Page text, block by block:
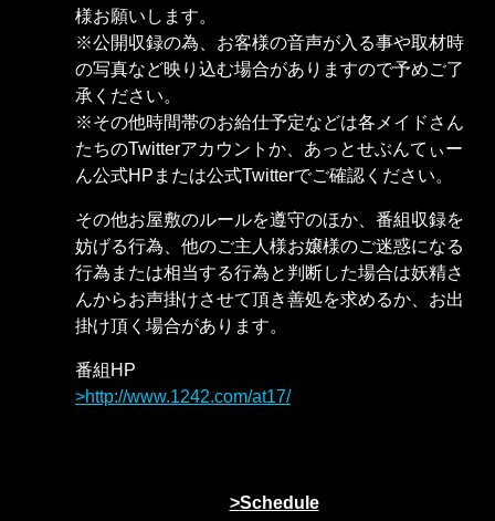
様お願いします。
※公開収録の為、お客様の音声が入る事や取材時
の写真など映り込む場合がありますので予めご了
承ください。
※その他時間帯のお給仕予定などは各メイドさん
たちのTwitterアカウントか、あっとせぶんてぃー
ん公式HPまたは公式Twitterでご確認ください。
その他お屋敷のルールを遵守のほか、番組収録を
妨げる行為、他のご主人様お嬢様のご迷惑になる
行為または相当する行為と判断した場合は妖精さ
んからお声掛けさせて頂き善処を求めるか、お出
掛け頂く場合があります。
番組HP
http://www.1242.com/at17/
Schedule